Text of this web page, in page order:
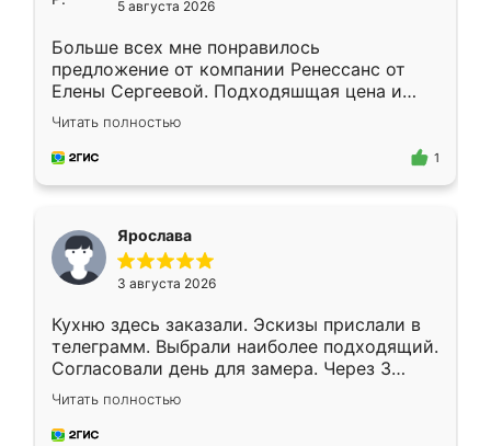
5 августа 2026
Больше всех мне понравилось
предложение от компании Ренессанс от
Елены Сергеевой. Подходяшщая цена и
короткие сроки изготовления. Приехавший
для замера сотрудник Владислав
предложил по моему эскизу самый
Читать полностью
1
Ярослава
3 августа 2026
Кухню здесь заказали. Эскизы прислали в
телеграмм. Выбрали наиболее подходящий.
Согласовали день для замера. Через 3
недели кухня была уже готова. Остались
довольны работой. Спасибо Ренессанс
мебель за качественную работу!
Читать полностью